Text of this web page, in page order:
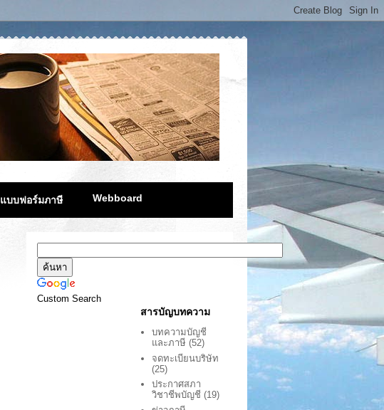
แบบฟอร์มภาษี Webboard
Custom Search
สารบัญบทความ
บทความบัญชี
และภาษี (52)
จดทะเบียนบริษัท
(25)
ประกาศสภา
วิชาชีพบัญชี (19)